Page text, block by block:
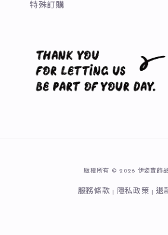
特殊訂購
版權所有 © 2026 伊姿寶飾
服務條款 | 隱私政策 | 退